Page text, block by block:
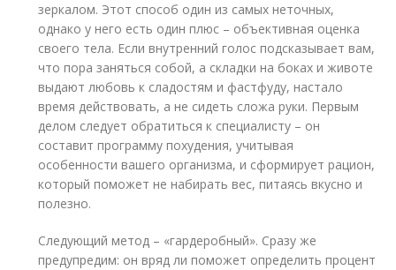
зеркалом. Этот способ один из самых неточных,
однако у него есть один плюс – объективная оценка
своего тела. Если внутренний голос подсказывает вам,
что пора заняться собой, а складки на боках и животе
выдают любовь к сладостям и фастфуду, настало
время действовать, а не сидеть сложа руки. Первым
делом следует обратиться к специалисту – он
составит программу похудения, учитывая
особенности вашего организма, и сформирует рацион,
который поможет не набирать вес, питаясь вкусно и
полезно.
Следующий метод – «гардеробный». Сразу же
предупредим: он вряд ли поможет определить процент